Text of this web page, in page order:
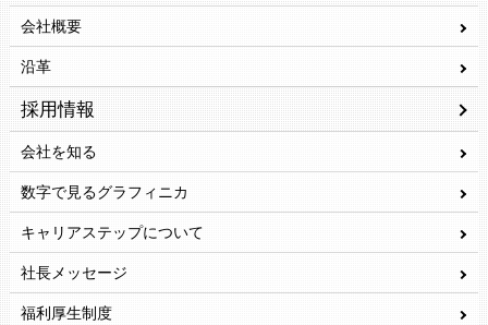
会社概要
沿革
採用情報
会社を知る
数字で見るグラフィニカ
キャリアステップについて
社長メッセージ
福利厚生制度